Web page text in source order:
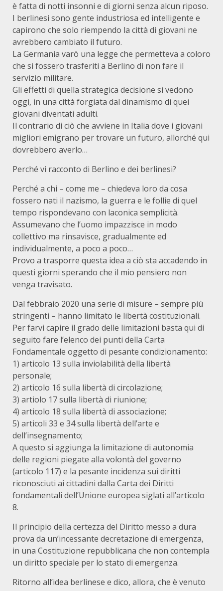
è fatta di notti insonni e di giorni senza alcun riposo.
I berlinesi sono gente industriosa ed intelligente e
capirono che solo riempendo la città di giovani ne
avrebbero cambiato il futuro.
La Germania varò una legge che permetteva a coloro
che si fossero trasferiti a Berlino di non fare il
servizio militare.
Gli effetti di quella strategica decisione si vedono
oggi, in una città forgiata dal dinamismo di quei
giovani diventati adulti.
Il contrario di ciò che avviene in Italia dove i giovani
migliori emigrano per trovare un futuro, allorché qui
dovrebbero averlo…
Perché vi racconto di Berlino e dei berlinesi?
Perché a chi – come me – chiedeva loro da cosa
fossero nati il nazismo, la guerra e le follie di quel
tempo rispondevano con laconica semplicità.
Assumevano che l’uomo impazzisce in modo
collettivo ma rinsavisce, gradualmente ed
individualmente, a poco a poco…
Provo a trasporre questa idea a ciò sta accadendo in
questi giorni sperando che il mio pensiero non
venga travisato.
Dal febbraio 2020 una serie di misure – sempre più
stringenti – hanno limitato le libertà costituzionali.
Per farvi capire il grado delle limitazioni basta qui di
seguito fare l’elenco dei punti della Carta
Fondamentale oggetto di pesante condizionamento:
1) articolo 13 sulla inviolabilità della libertà
personale;
2) articolo 16 sulla libertà di circolazione;
3) artiolo 17 sulla libertà di riunione;
4) articolo 18 sulla libertà di associazione;
5) articoli 33 e 34 sulla libertà dell’arte e
dell’insegnamento;
A questo si aggiunga la limitazione di autonomia
delle regioni piegate alla volontà del governo
(articolo 117) e la pesante incidenza sui diritti
riconosciuti ai cittadini dalla Carta dei Diritti
fondamentali dell’Unione europea siglati all’articolo
8.
Il principio della certezza del Diritto messo a dura
prova da un’incessante decretazione di emergenza,
in una Costituzione repubblicana che non contempla
un diritto speciale per lo stato di emergenza.
Ritorno all’idea berlinese e dico, allora, che è venuto